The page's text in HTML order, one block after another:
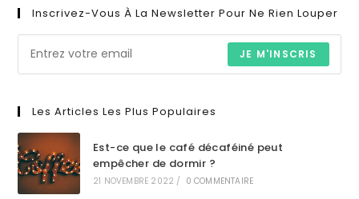
Inscrivez-Vous À La Newsletter Pour Ne Rien Louper
JE M'INSCRIS
Les Articles Les Plus Populaires
Est-ce que le café décaféiné peut
empêcher de dormir ?
21 NOVEMBRE 2022 / 0 COMMENTAIRE